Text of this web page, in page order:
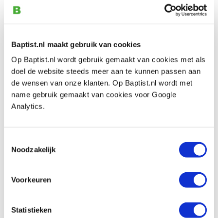
Baptist.nl maakt gebruik van cookies
Op Baptist.nl wordt gebruik gemaakt van cookies met als
doel de website steeds meer aan te kunnen passen aan
de wensen van onze klanten. Op Baptist.nl wordt met
name gebruik gemaakt van cookies voor Google
Analytics.
Noodzakelijk
Voorkeuren
Statistieken
Tijdschrift: Furniture & Cabinetmaking
€ 12,30 inkl. MwSt
€ 11,28 ohne MwSt
Auf Lager
Vergleich